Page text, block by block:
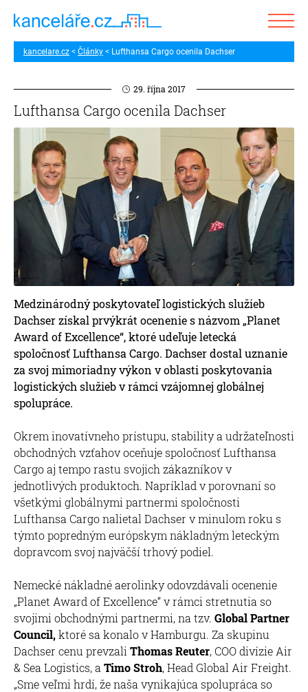
kancelare.cz Články Lufthansa Cargo ocenila Dachser
29. října 2017
Lufthansa Cargo ocenila Dachser
Medzinárodný poskytovateľ logistických služieb
Dachser získal prvýkrát ocenenie s názvom „Planet
Award of Excellence“, ktoré udeľuje letecká
spoločnosť Lufthansa Cargo. Dachser dostal uznanie
za svoj mimoriadny výkon v oblasti poskytovania
logistických služieb v rámci vzájomnej globálnej
spolupráce.
Okrem inovatívneho prístupu, stability a udržateľnosti
obchodných vzťahov oceňuje spoločnosť Lufthansa
Cargo aj tempo rastu svojich zákazníkov v
jednotlivých produktoch. Napríklad v porovnaní so
všetkými globálnymi partnermi spoločnosti
Lufthansa Cargo nalietal Dachser v minulom roku s
týmto popredným európskym nákladným leteckým
dopravcom svoj najväčší trhový podiel.
Nemecké nákladné aerolinky odovzdávali ocenenie
„Planet Award of Excellence“ v rámci stretnutia so
svojimi obchodnými partnermi, na tzv. Global Partner
Council,ktoré sa konalo v Hamburgu. Za skupinu
Dachser cenu prevzali Thomas Reuter, COO divízie Air
& Sea Logistics, a Timo Stroh, Head Global Air Freight.
„Sme veľmi hrdí, že naša vynikajúca spolupráca so